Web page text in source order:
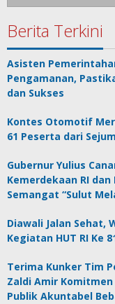
Berita Terkini
Asisten
Pengamanan,
dan Sukses
Kontes Otomotif
61 Peserta dari
Gubernur Yulius
Kemerdekaan RI
Semangat “Sulut
Diawali Jalan Sehat,
Kegiatan HUT RI Ke
Terima Kunker Tim
Zaldi Amir
Publik Akuntabel